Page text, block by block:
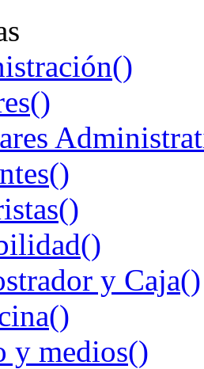
()
()
()
()
()
y Caja()
()
y medios()